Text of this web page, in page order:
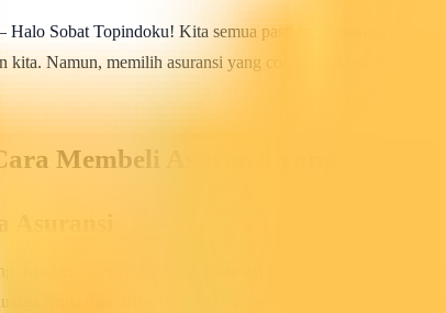
Halo Sobat Topindoku! Kita semua pasti ingin merasa aman
kita. Namun, memilih asuransi yang cocok tidaklah mudah.
Membeli Asuransi yang Tepat
memberikan perlindungan finansial bagi seseorang atau
Anda dari risiko finansial tak terduga yang dapat terjadi